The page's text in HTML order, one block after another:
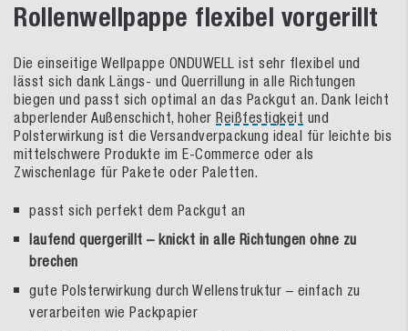
Rollenwellpappe flexibel vorgerillt
Die einseitige Wellpappe ONDUWELL ist sehr flexibel und
lässt sich dank Längs- und Querrillung in alle Richtungen
biegen und passt sich optimal an das Packgut an. Dank leicht
abperlender Außenschicht, hoher Reißfestigkeit und
Polsterwirkung ist die Versandverpackung ideal für leichte bis
mittelschwere Produkte im E-Commerce oder als
Zwischenlage für Pakete oder Paletten.
passt sich perfekt dem Packgut an
laufend quergerillt – knickt in alle Richtungen ohne zu
brechen
gute Polsterwirkung durch Wellenstruktur – einfach zu
verarbeiten wie Packpapier